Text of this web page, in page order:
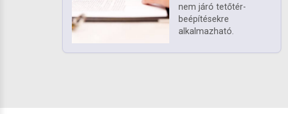
nem járó tetőtér-
beépítésekre
alkalmazható.